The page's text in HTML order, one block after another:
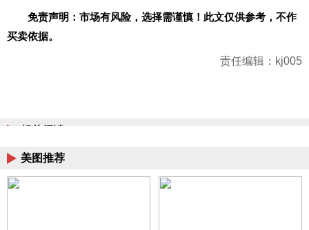
免责声明：市场有风险，选择需谨慎！此文仅供参考，不作
买卖依据。
责任编辑：kj005
相关阅读
美图推荐